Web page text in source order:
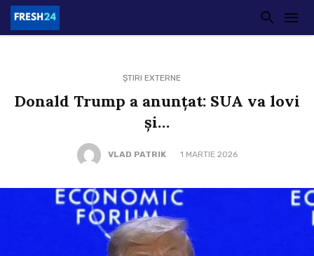
ȘTIRI EXTERNE
Donald Trump a anunțat: SUA va lovi
și…
VLAD PATRIK 1 MARTIE 2026